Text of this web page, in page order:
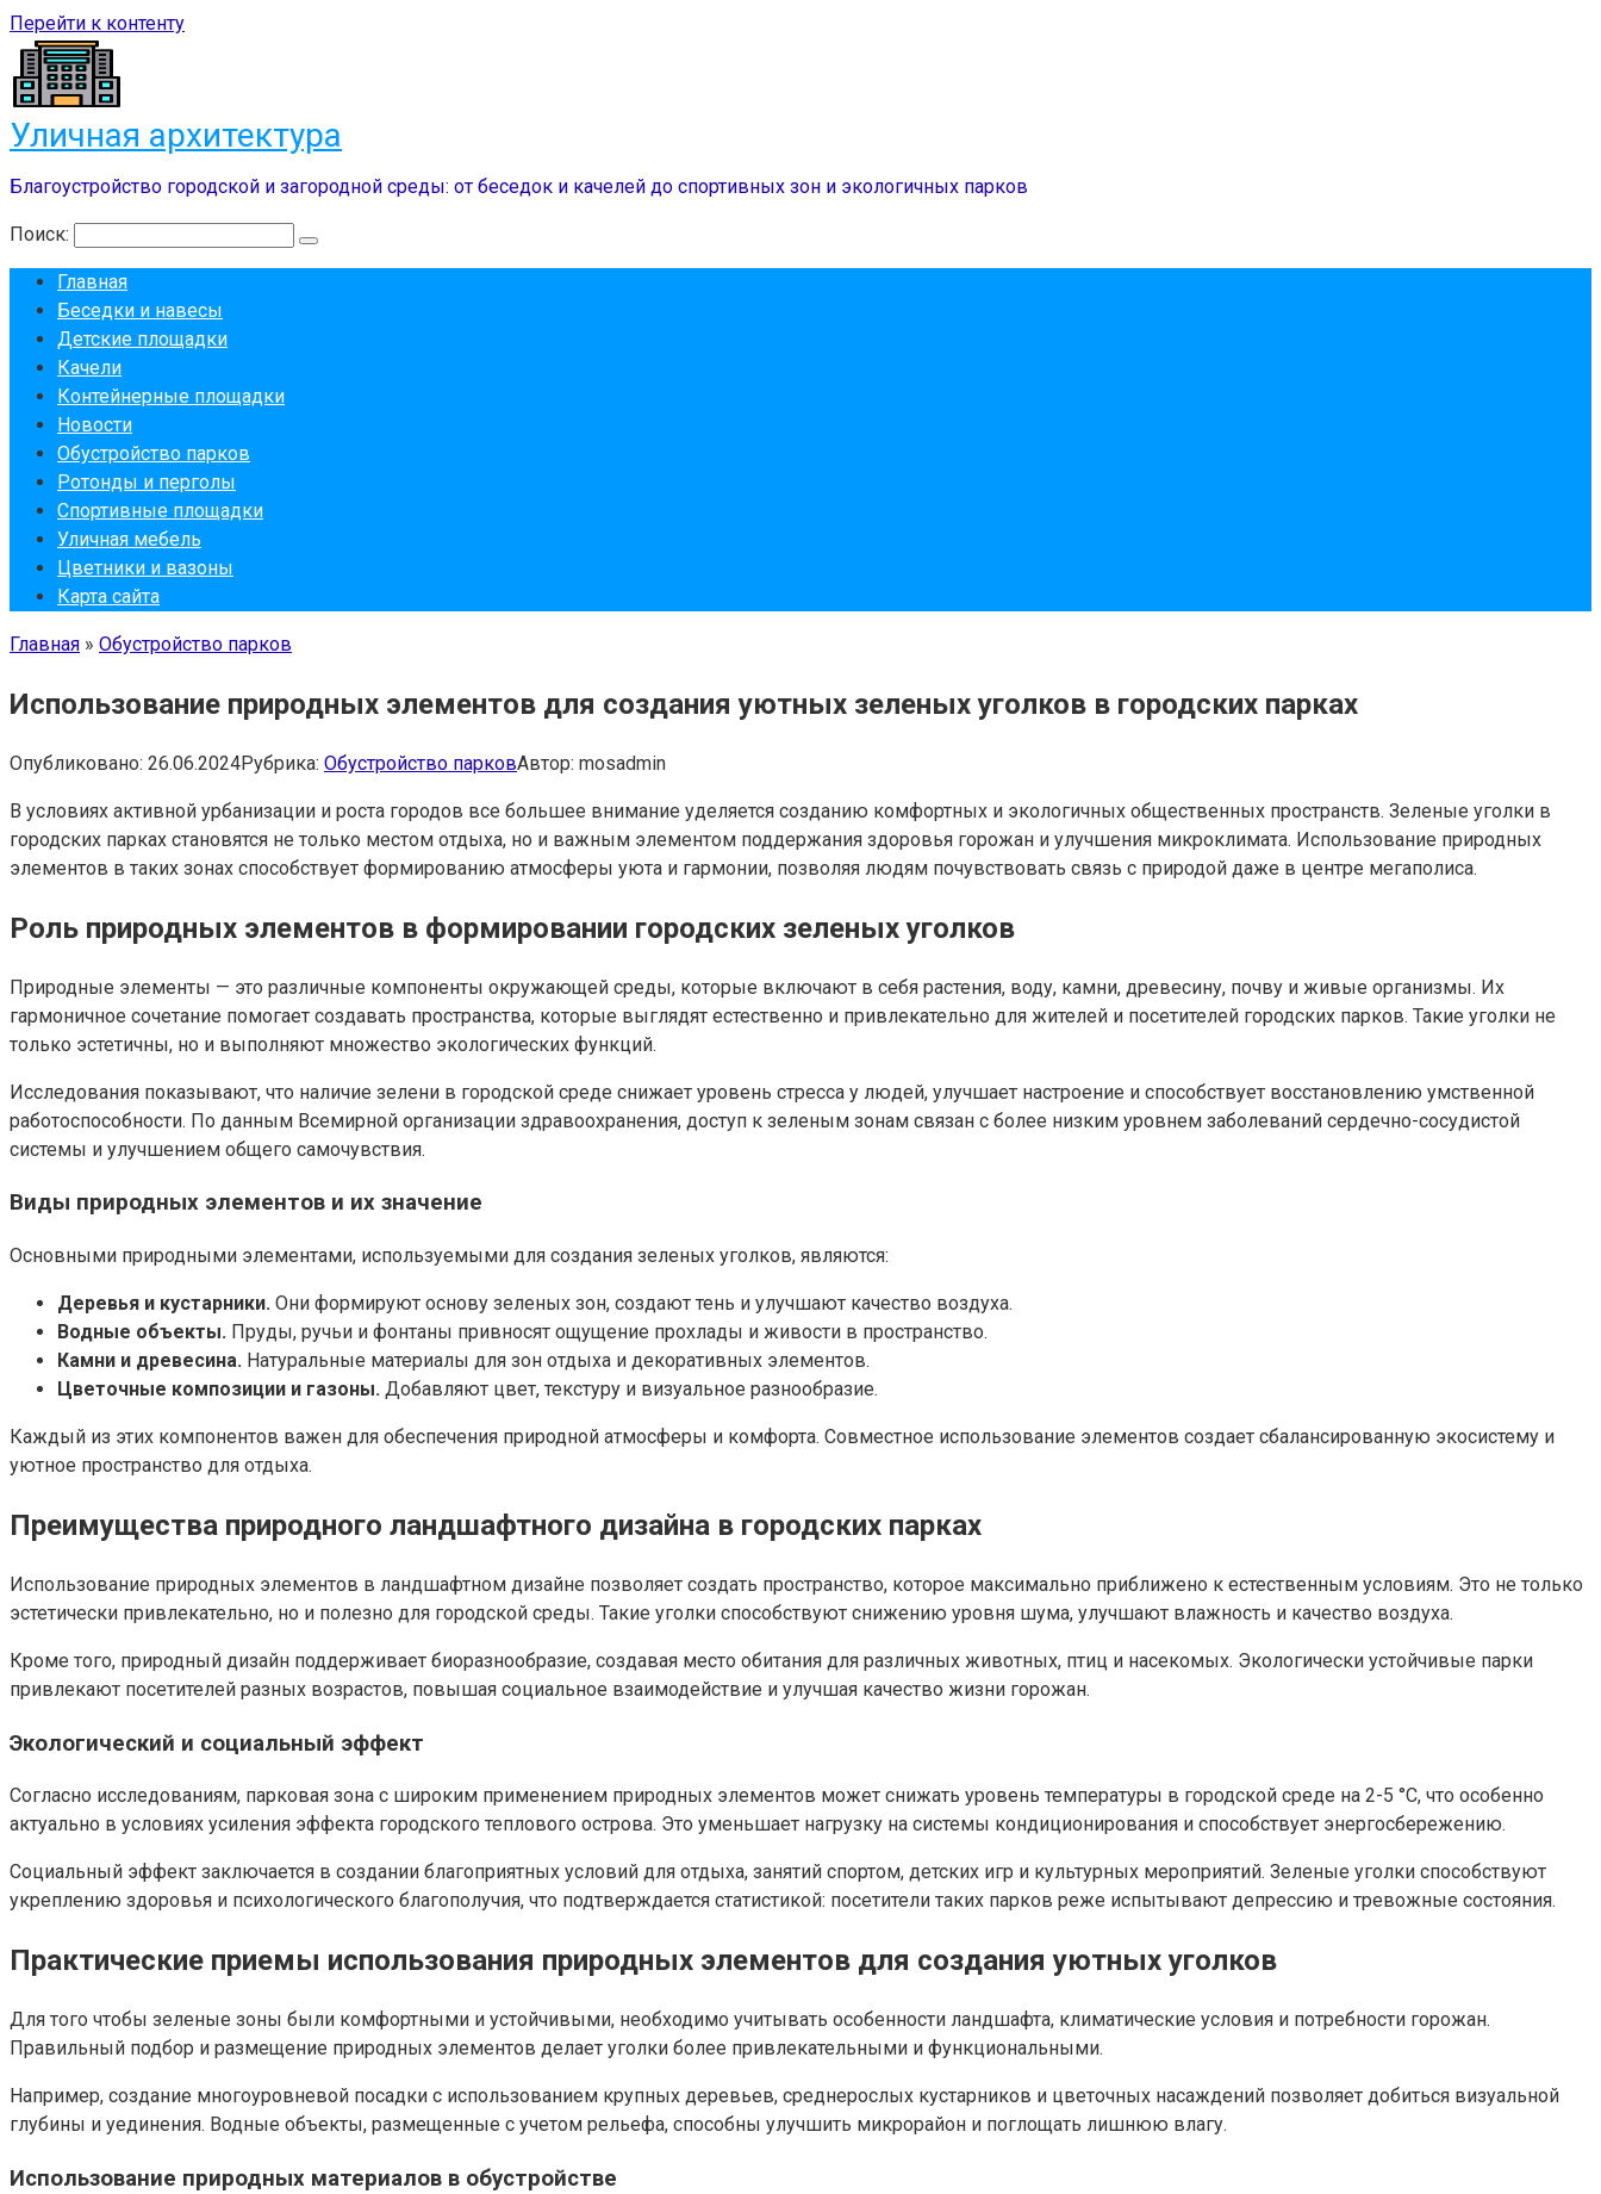
Перейти к контенту
Уличная архитектура
Благоустройство городской и загородной среды: от беседок и качелей до спортивных зон и экологичных парков
Поиск:
Главная
Беседки и навесы
Детские площадки
Качели
Контейнерные площадки
Новости
Обустройство парков
Ротонды и перголы
Спортивные площадки
Уличная мебель
Цветники и вазоны
Карта сайта
Главная » Обустройство парков
Использование природных элементов для создания уютных зеленых уголков в городских парках
Опубликовано: 26.06.2024Рубрика: Обустройство парковАвтор: mosadmin
В условиях активной урбанизации и роста городов все большее внимание уделяется созданию комфортных и экологичных общественных пространств. Зеленые уголки в
городских парках становятся не только местом отдыха, но и важным элементом поддержания здоровья горожан и улучшения микроклимата. Использование природных
элементов в таких зонах способствует формированию атмосферы уюта и гармонии, позволяя людям почувствовать связь с природой даже в центре мегаполиса.
Роль природных элементов в формировании городских зеленых уголков
Природные элементы — это различные компоненты окружающей среды, которые включают в себя растения, воду, камни, древесину, почву и живые организмы. Их
гармоничное сочетание помогает создавать пространства, которые выглядят естественно и привлекательно для жителей и посетителей городских парков. Такие уголки не
только эстетичны, но и выполняют множество экологических функций.
Исследования показывают, что наличие зелени в городской среде снижает уровень стресса у людей, улучшает настроение и способствует восстановлению умственной
работоспособности. По данным Всемирной организации здравоохранения, доступ к зеленым зонам связан с более низким уровнем заболеваний сердечно-сосудистой
системы и улучшением общего самочувствия.
Виды природных элементов и их значение
Основными природными элементами, используемыми для создания зеленых уголков, являются:
Деревья и кустарники. Они формируют основу зеленых зон, создают тень и улучшают качество воздуха.
Водные объекты. Пруды, ручьи и фонтаны привносят ощущение прохлады и живости в пространство.
Камни и древесина. Натуральные материалы для зон отдыха и декоративных элементов.
Цветочные композиции и газоны. Добавляют цвет, текстуру и визуальное разнообразие.
Каждый из этих компонентов важен для обеспечения природной атмосферы и комфорта. Совместное использование элементов создает сбалансированную экосистему и
уютное пространство для отдыха.
Преимущества природного ландшафтного дизайна в городских парках
Использование природных элементов в ландшафтном дизайне позволяет создать пространство, которое максимально приближено к естественным условиям. Это не только
эстетически привлекательно, но и полезно для городской среды. Такие уголки способствуют снижению уровня шума, улучшают влажность и качество воздуха.
Кроме того, природный дизайн поддерживает биоразнообразие, создавая место обитания для различных животных, птиц и насекомых. Экологически устойчивые парки
привлекают посетителей разных возрастов, повышая социальное взаимодействие и улучшая качество жизни горожан.
Экологический и социальный эффект
Согласно исследованиям, парковая зона с широким применением природных элементов может снижать уровень температуры в городской среде на 2-5 °C, что особенно
актуально в условиях усиления эффекта городского теплового острова. Это уменьшает нагрузку на системы кондиционирования и способствует энергосбережению.
Социальный эффект заключается в создании благоприятных условий для отдыха, занятий спортом, детских игр и культурных мероприятий. Зеленые уголки способствуют
укреплению здоровья и психологического благополучия, что подтверждается статистикой: посетители таких парков реже испытывают депрессию и тревожные состояния.
Практические приемы использования природных элементов для создания уютных уголков
Для того чтобы зеленые зоны были комфортными и устойчивыми, необходимо учитывать особенности ландшафта, климатические условия и потребности горожан.
Правильный подбор и размещение природных элементов делает уголки более привлекательными и функциональными.
Например, создание многоуровневой посадки с использованием крупных деревьев, среднерослых кустарников и цветочных насаждений позволяет добиться визуальной
глубины и уединения. Водные объекты, размещенные с учетом рельефа, способны улучшить микрорайон и поглощать лишнюю влагу.
Использование природных материалов в обустройстве